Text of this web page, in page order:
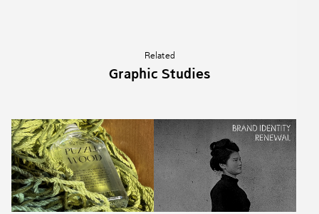
Related
Graphic Studies